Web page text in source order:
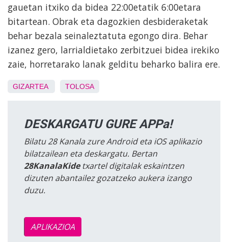
gauetan itxiko da bidea 22:00etatik 6:00etara
bitartean. Obrak eta dagozkien desbideraketak
behar bezala seinaleztatuta egongo dira. Behar
izanez gero, larrialdietako zerbitzuei bidea irekiko
zaie, horretarako lanak gelditu beharko balira ere.
GIZARTEA TOLOSA
DESKARGATU GURE APPa!
Bilatu 28 Kanala zure Android eta iOS aplikazio
bilatzailean eta deskargatu. Bertan
28KanalaKidetxartel digitalak eskaintzen
dizuten abantailez gozatzeko aukera izango
duzu.
APLIKAZIOA